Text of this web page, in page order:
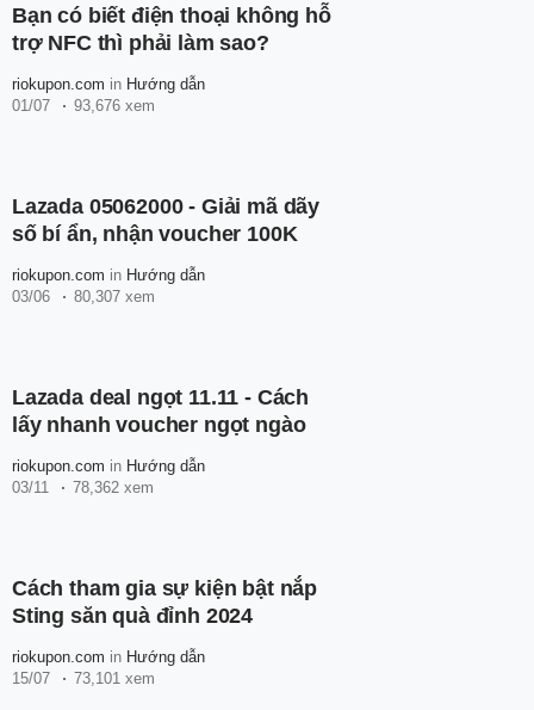
Bạn có biết điện thoại không hỗ
trợ NFC thì phải làm sao?
riokupon.com in Hướng dẫn
01/07
93,676 xem
Lazada 05062000 - Giải mã dãy
số bí ẩn, nhận voucher 100K
riokupon.com in Hướng dẫn
03/06
80,307 xem
Lazada deal ngọt 11.11 - Cách
lấy nhanh voucher ngọt ngào
riokupon.com in Hướng dẫn
03/11
78,362 xem
Cách tham gia sự kiện bật nắp
Sting săn quà đỉnh 2024
riokupon.com in Hướng dẫn
15/07
73,101 xem